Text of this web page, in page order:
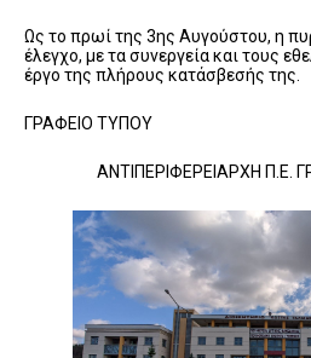
Ως το πρωί της 3ης Αυγούστου, η
έλεγχο, με τα συνεργεία και τους
έργο της πλήρους κατάσβεσής της.
ΓΡΑΦΕΙΟ ΤΥΠΟΥ
ΑΝΤΙΠΕΡΙΦΕΡΕΙΑΡΧΗ Π.Ε.